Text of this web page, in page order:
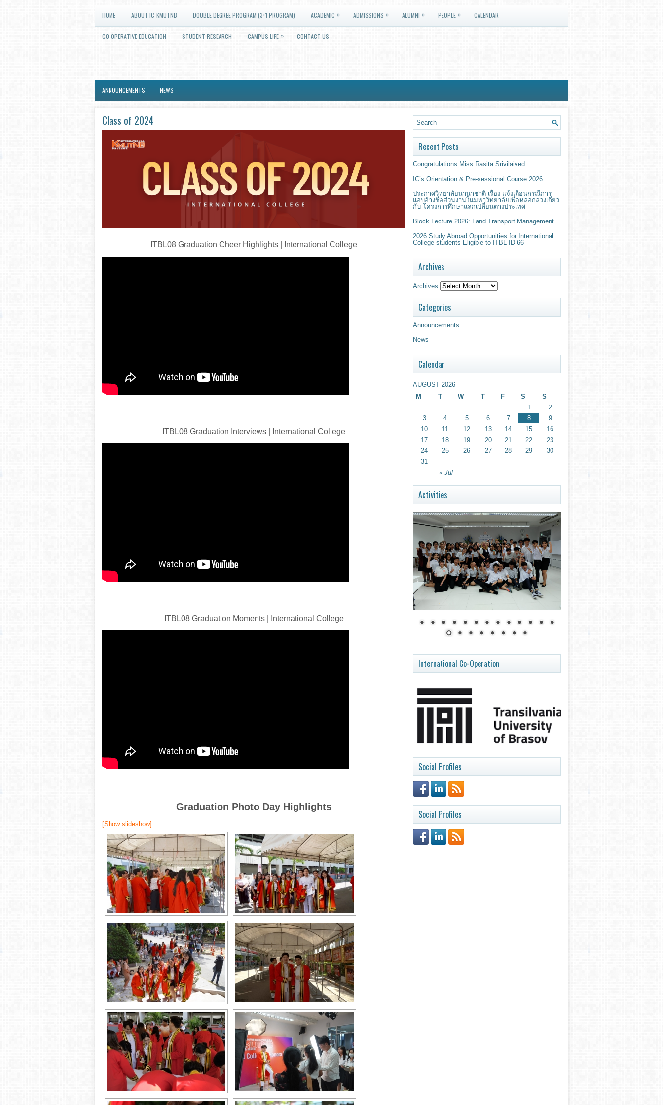
HOME ABOUT IC-KMUTNB DOUBLE DEGREE PROGRAM (3+1 PROGRAM) ACADEMIC » ADMISSIONS » ALUMNI » PEOPLE » CALENDAR
CO-OPERATIVE EDUCATION STUDENT RESEARCH CAMPUS LIFE » CONTACT US
ANNOUNCEMENTS NEWS
Class of 2024
ITBL08 Graduation Cheer Highlights | International College
ITBL08 Graduation Interviews | International College
ITBL08 Graduation Moments | International College
Graduation Photo Day Highlights
[Show slideshow]
Recent Posts
Congratulations Miss Rasita Srivilaived
IC’s Orientation & Pre-sessional Course 2026
ประกาศวิทยาลัยนานาชาติ เรื่อง แจ้งเตือนกรณีการ
แอบอ้างชื่อส่วนงานในมหาวิทยาลัยเพื่อหลอกลวงเกี่ยว
กับ โครงการศึกษาแลกเปลี่ยนต่างประเทศ
Block Lecture 2026: Land Transport Management
2026 Study Abroad Opportunities for International
College students Eligible to ITBL ID 66
Archives
Archives
Categories
Announcements
News
Calendar
AUGUST 2026
M
T W T F S S
« Jul
1
2
3
4 5 6 7 8
9
10
11 12 13 14 15
16
17
18 19 20 21 22
23
24
25 26 27 28 29
30
31
Activities
International Co-Operation
Social Profiles
Social Profiles